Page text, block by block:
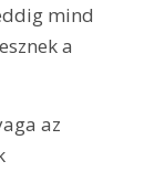
mind
a
az